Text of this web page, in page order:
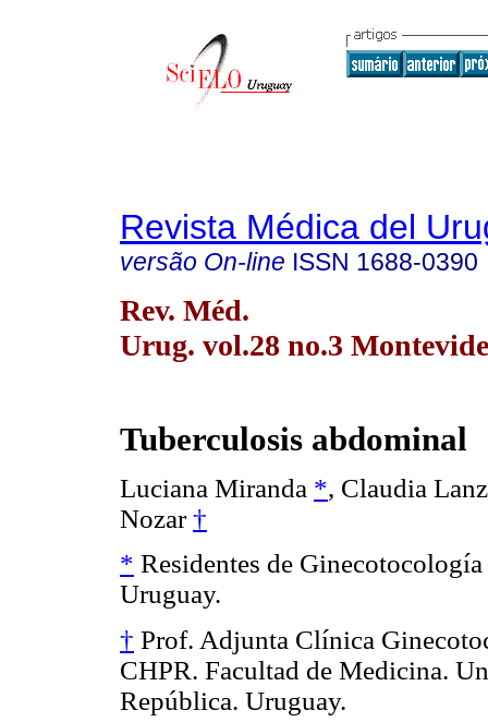
Revista Médica del
versão On-line ISSN 1688-0390
Rev. Méd.
Urug. vol.28 no.3
Tuberculosis abdominal
Luciana Miranda *, Claudia
Nozar†
* Residentes de
Uruguay.
† Prof. Adjunta Clínica
CHPR. Facultad de Medicina.
República. Uruguay.